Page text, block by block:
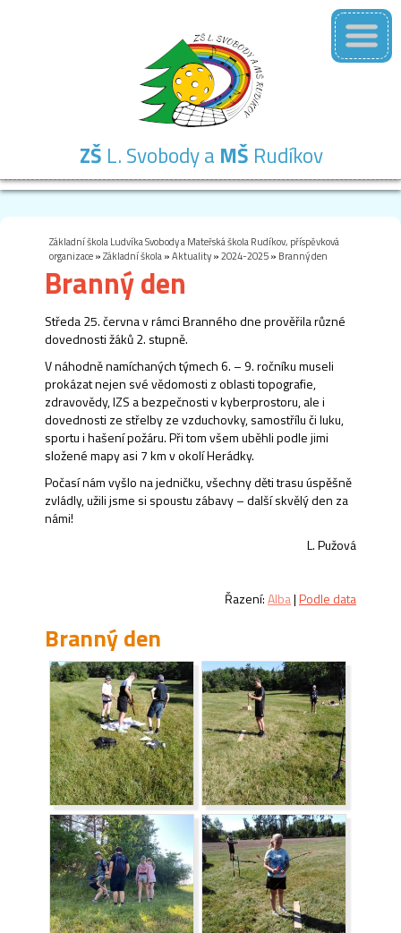
ZŠ L. Svobody a MŠ Rudíkov
Základní škola Ludvíka Svobody a Mateřská škola Rudíkov, příspěvková
organizace»Základní škola»Aktuality»2024-2025» Branný den
Branný den
Středa 25. června v rámci Branného dne prověřila různé
dovednosti žáků 2. stupně.
V náhodně namíchaných týmech 6. – 9. ročníku museli
prokázat nejen své vědomosti z oblasti topografie,
zdravovědy, IZS a bezpečnosti v kyberprostoru, ale i
dovednosti ze střelby ze vzduchovky, samostřílu či luku,
sportu i hašení požáru. Při tom všem uběhli podle jimi
složené mapy asi 7 km v okolí Herádky.
Počasí nám vyšlo na jedničku, všechny děti trasu úspěšně
zvládly, užili jsme si spoustu zábavy – další skvělý den za
námi!
L. Pužová
Řazení:Alba|Podle data
Branný den